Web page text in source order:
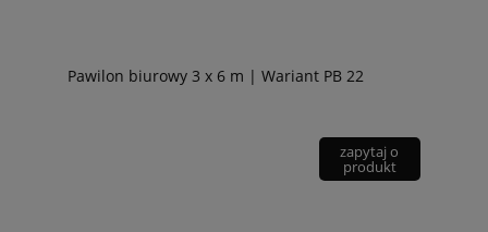
Pawilon biurowy 3 x 6 m | Wariant PB 22
zapytaj o
produkt